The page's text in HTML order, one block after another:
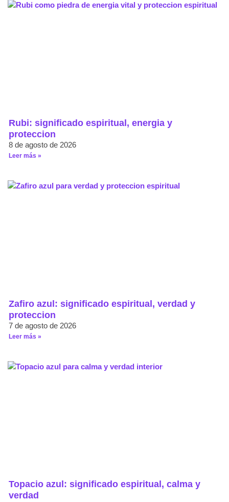
Rubi: significado espiritual, energia y
proteccion
8 de agosto de 2026
Leer más »
Zafiro azul: significado espiritual, verdad y
proteccion
7 de agosto de 2026
Leer más »
Topacio azul: significado espiritual, calma y
verdad